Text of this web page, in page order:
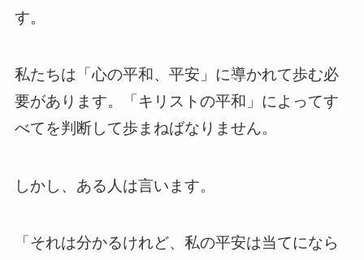
す。
私たちは「心の平和、平安」に導かれて歩む必
要があります。「キリストの平和」によってす
べてを判断して歩まねばなりません。
しかし、ある人は言います。
「それは分かるけれど、私の平安は当てになら